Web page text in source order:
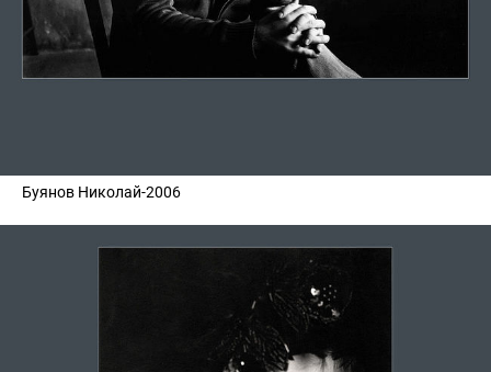
Буянов Николай-2006